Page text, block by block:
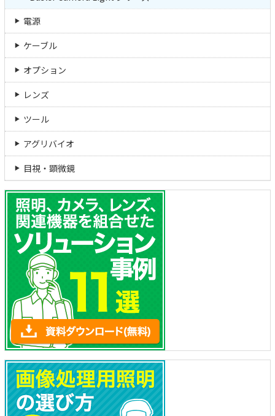
電源
ケーブル
オプション
レンズ
ツール
アグリバイオ
目視・顕微鏡